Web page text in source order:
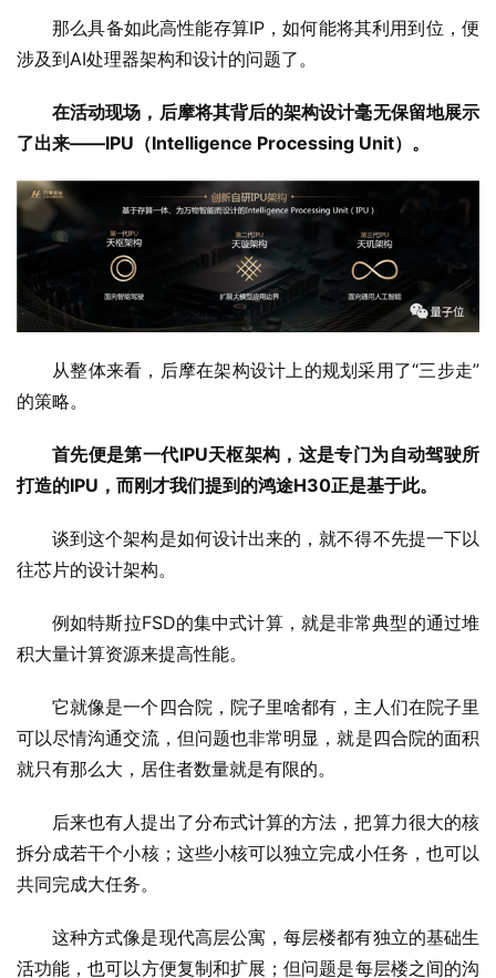
那么具备如此高性能存算IP，如何能将其利用到位，便
涉及到AI处理器架构和设计的问题了。
在活动现场，后摩将其背后的架构设计毫无保留地展示
了出来——IPU（Intelligence Processing Unit）。
从整体来看，后摩在架构设计上的规划采用了“三步走”
的策略。
首先便是第一代IPU天枢架构，这是专门为自动驾驶所
打造的IPU，而刚才我们提到的鸿途H30正是基于此。
谈到这个架构是如何设计出来的，就不得不先提一下以
往芯片的设计架构。
例如特斯拉FSD的集中式计算，就是非常典型的通过堆
积大量计算资源来提高性能。
它就像是一个四合院，院子里啥都有，主人们在院子里
可以尽情沟通交流，但问题也非常明显，就是四合院的面积
就只有那么大，居住者数量就是有限的。
后来也有人提出了分布式计算的方法，把算力很大的核
拆分成若干个小核；这些小核可以独立完成小任务，也可以
共同完成大任务。
这种方式像是现代高层公寓，每层楼都有独立的基础生
活功能，也可以方便复制和扩展；但问题是每层楼之间的沟